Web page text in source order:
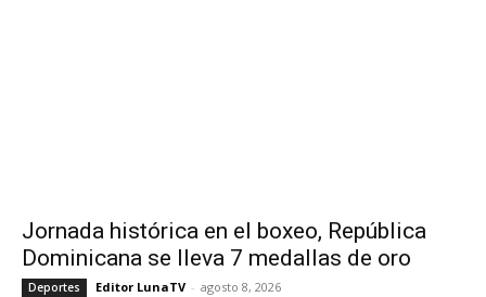
Jornada histórica en el boxeo, República
Dominicana se lleva 7 medallas de oro
Deportes Editor LunaTV - agosto 8, 2026